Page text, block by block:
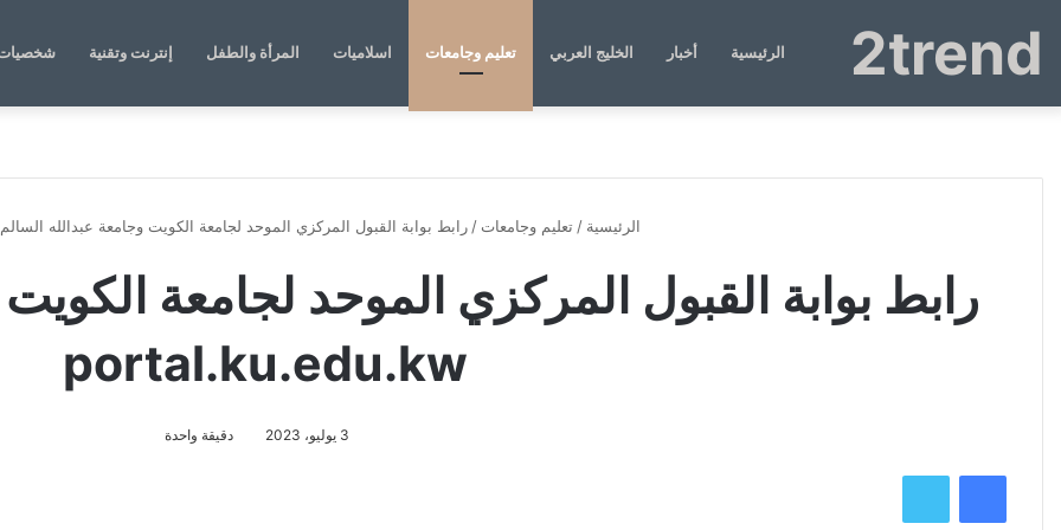
2trend الرئيسية أخبار الخليج العربي تعليم وجامعات اسلاميات المرأة والطفل إنترنت وتقنية شخصيات
الرئيسية / تعليم وجامعات / رابط بوابة القبول المركزي الموحد لجامعة الكويت وجامعة عبدالله السالم portal.ku.edu.kw
رابط بوابة القبول المركزي الموحد لجامعة
portal.ku.edu.kw
3 يوليو، 2023 دقيقة واحدة
فيسبوك تويتر